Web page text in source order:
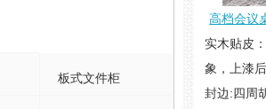
板式文件柜
高档会议
实木贴皮
象，上漆
封边:四周